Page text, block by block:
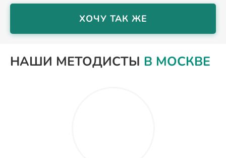
ХОЧУ ТАК ЖЕ
НАШИ МЕТОДИСТЫ В МОСКВЕ